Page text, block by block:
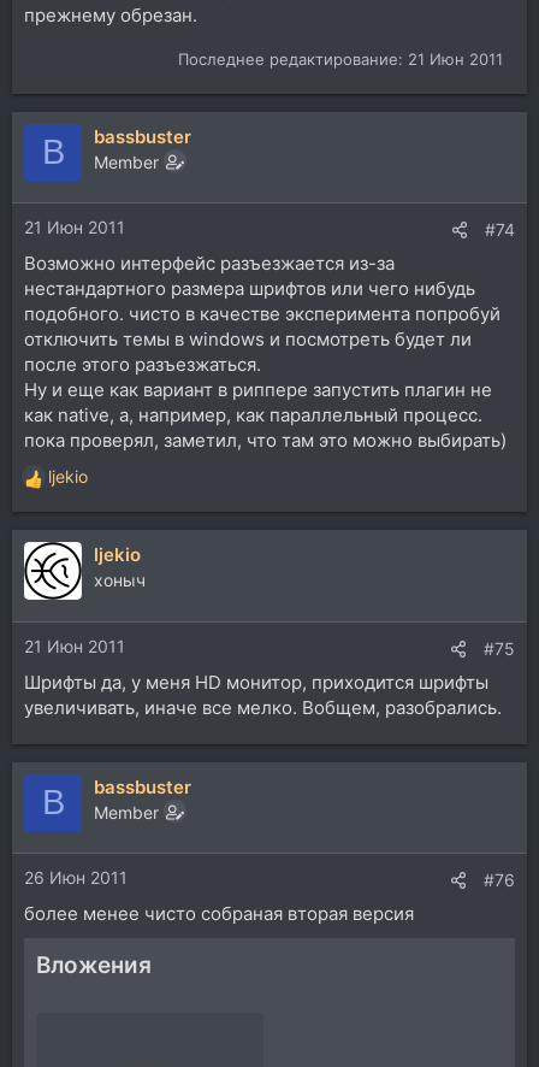
прежнему обрезан.
Последнее редактирование: 21 Июн 2011
B bassbuster
Member
21 Июн 2011 #74
Возможно интерфейс разъезжается из-за
нестандартного размера шрифтов или чего нибудь
подобного. чисто в качестве эксперимента попробуй
отключить темы в windows и посмотреть будет ли
после этого разъезжаться.
Ну и еще как вариант в риппере запустить плагин не
как native, а, например, как параллельный процесс.
пока проверял, заметил, что там это можно выбирать)
Р
е
а
к
ц
и
и
:
ljekio
ljekio
хоныч
21 Июн 2011 #75
Шрифты да, у меня HD монитор, приходится шрифты
увеличивать, иначе все мелко. Вобщем, разобрались.
B bassbuster
Member
26 Июн 2011 #76
более менее чисто собраная вторая версия
Вложения